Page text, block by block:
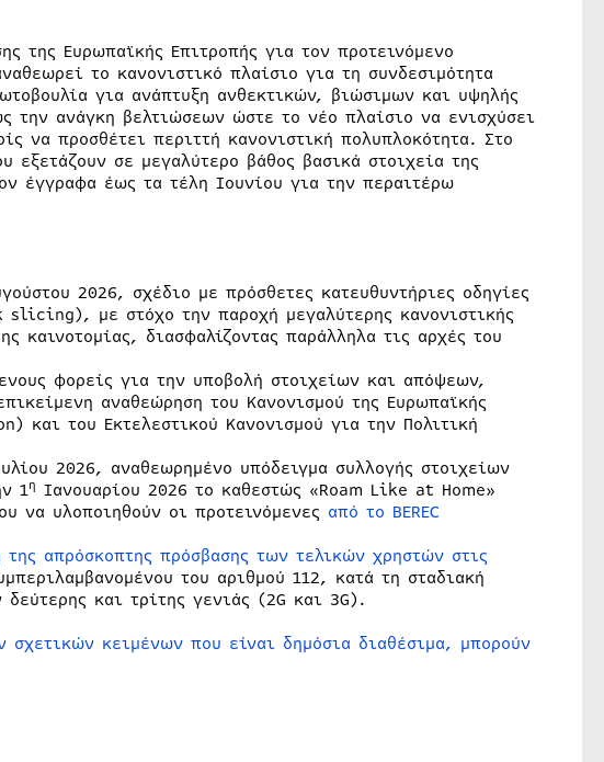
της Ευρωπαϊκής Επιτροπής για τον προτεινόμενο
το κανονιστικό πλαίσιο για τη συνδεσιμότητα
για ανάπτυξη ανθεκτικών, βιώσιμων και υψηλής
την ανάγκη βελτιώσεων ώστε το νέο πλαίσιο να ενισχύσει
να προσθέτει περιττή κανονιστική πολυπλοκότητα. Στο
εξετάζουν σε μεγαλύτερο βάθος βασικά στοιχεία της
έγγραφα έως τα τέλη Ιουνίου για την περαιτέρω
2026, σχέδιο με πρόσθετες κατευθυντήριες οδηγίες
με στόχο την παροχή μεγαλύτερης κανονιστικής
καινοτομίας, διασφαλίζοντας παράλληλα τις αρχές του
φορείς για την υποβολή στοιχείων και απόψεων,
αναθεώρηση του Κανονισμού της Ευρωπαϊκής
του Εκτελεστικού Κανονισμού για την Πολιτική
2026, αναθεωρημένο υπόδειγμα συλλογής στοιχείων
1η Ιανουαρίου 2026 το καθεστώς «Roam Like at Home»
να υλοποιηθούν οι προτεινόμενες από το BEREC
απρόσκοπτης πρόσβασης των τελικών χρηστών στις
του αριθμού 112, κατά τη σταδιακή
και τρίτης γενιάς (2G και 3G).
κειμένων που είναι δημόσια διαθέσιμα, μπορούν